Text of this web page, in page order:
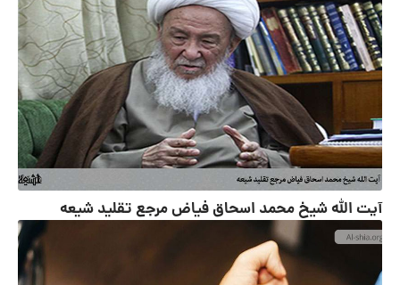
آیت الله شیخ محمد اسحاق فیاض مرجع تقلید شیعه